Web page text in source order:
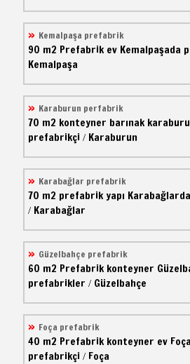
Kemalpaşa prefabrik
90 m2 Prefabrik ev Kemalpaşada
Kemalpaşa
Karaburun perfabrik
70 m2 konteyner barınak
prefabrikçi / Karaburun
Karabağlar prefabrik
70 m2 prefabrik yapı
/ Karabağlar
Güzelbahçe prefabrik
60 m2 Prefabrik konteyner
prefabrikler / Güzelbahçe
Foça prefabrik
40 m2 Prefabrik konteyner ev
prefabrikçi / Foça